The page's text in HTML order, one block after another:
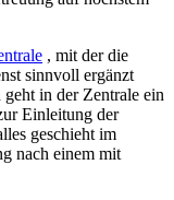
, mit der die
sinnvoll ergänzt
in der Zentrale ein
Einleitung der
geschieht im
nach einem mit